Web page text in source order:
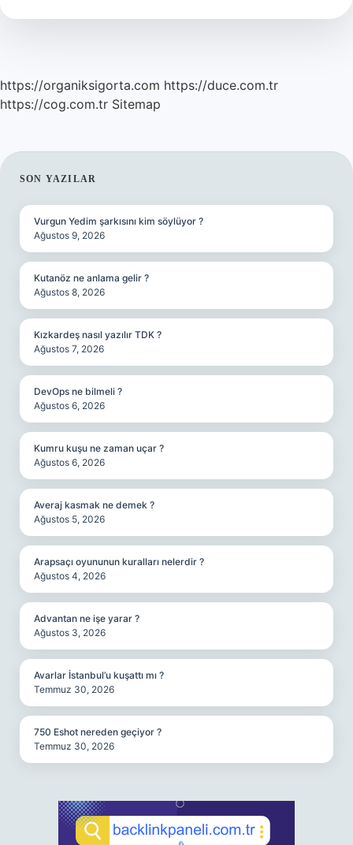
Sonuçları
https://organiksigorta.com https://duce.com.tr
https://cog.com.tr Sitemap
SIDEBAR
SON YAZILAR
Vurgun Yedim şarkısını kim söylüyor ?
Ağustos 9, 2026
Kutanöz ne anlama gelir ?
Ağustos 8, 2026
Kızkardeş nasıl yazılır TDK ?
Ağustos 7, 2026
DevOps ne bilmeli ?
Ağustos 6, 2026
Kumru kuşu ne zaman uçar ?
Ağustos 6, 2026
Averaj kasmak ne demek ?
Ağustos 5, 2026
Arapsaçı oyununun kuralları nelerdir ?
Ağustos 4, 2026
Advantan ne işe yarar ?
Ağustos 3, 2026
Avarlar İstanbul’u kuşattı mı ?
Temmuz 30, 2026
750 Eshot nereden geçiyor ?
Temmuz 30, 2026